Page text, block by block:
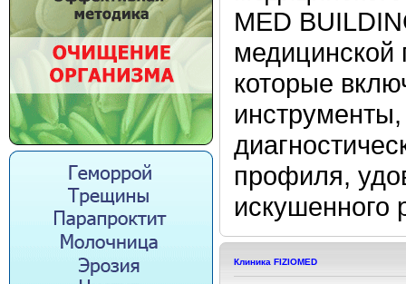
MED
медицинской
которые
профиля,
искушенного
Клиника FIZIOMED